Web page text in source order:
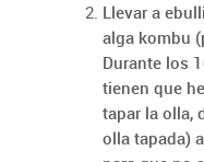
Llevar a
alga kombu
Durante los
tienen que
tapar la olla,
olla tapada)